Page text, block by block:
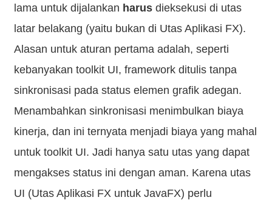
lama untuk dijalankan harusdieksekusi di utas
latar belakang (yaitu bukan di Utas Aplikasi FX).
Alasan untuk aturan pertama adalah, seperti
kebanyakan toolkit UI, framework ditulis tanpa
sinkronisasi pada status elemen grafik adegan.
Menambahkan sinkronisasi menimbulkan biaya
kinerja, dan ini ternyata menjadi biaya yang mahal
untuk toolkit UI. Jadi hanya satu utas yang dapat
mengakses status ini dengan aman. Karena utas
UI (Utas Aplikasi FX untuk JavaFX) perlu